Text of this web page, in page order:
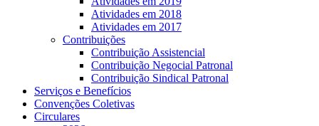
Atividades em 2018
Atividades em 2017
Contribuições
Contribuição Assistencial
Contribuição Negocial Patronal
Contribuição Sindical Patronal
Serviços e Benefícios
Convenções Coletivas
Circulares